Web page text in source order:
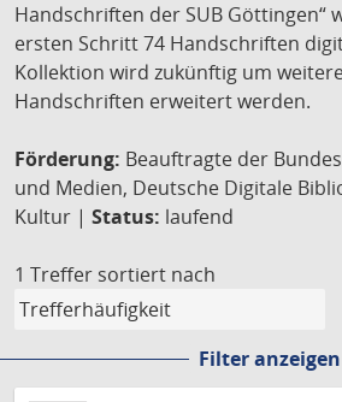
Handschriften der SUB Göttingen“
ersten Schritt 74 Handschriften
Kollektion wird zukünftig um
Handschriften erweitert werden.
Förderung: Beauftragte der
und Medien, Deutsche Digitale
Kultur | Status: laufend
1 Treffer sortiert nach
Filter anzeigen